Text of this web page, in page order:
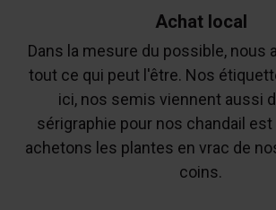
Achat local
Dans la mesure du possible, nous
tout ce qui peut l'être. Nos
ici, nos semis viennent aussi
sérigraphie pour nos chandail
achetons les plantes en vrac de
coins.